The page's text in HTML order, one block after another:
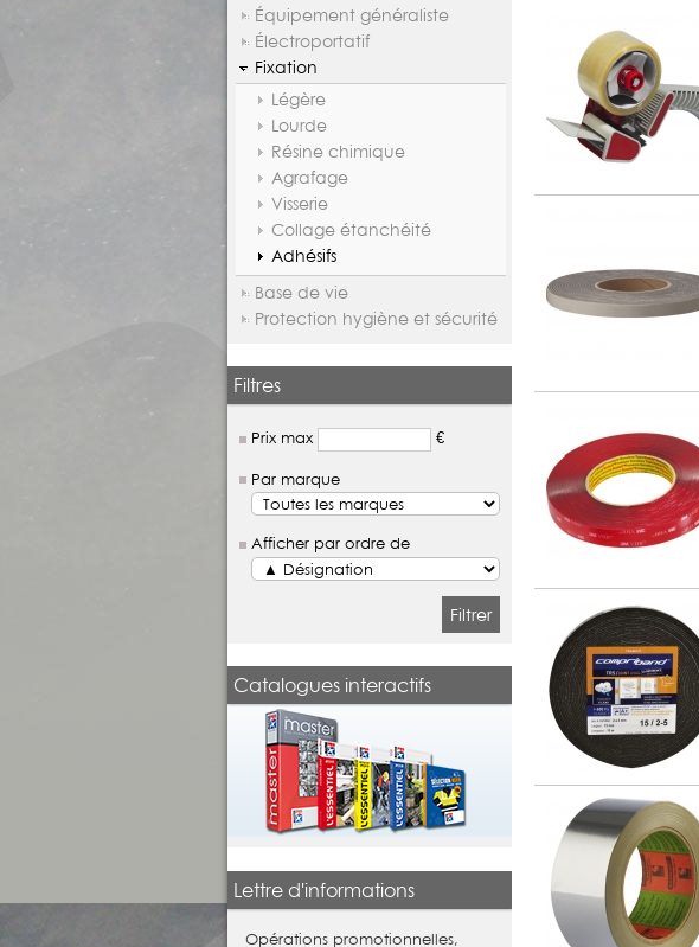
Équipement généraliste
Électroportatif
Fixation
Légère
Lourde
Résine chimique
Agrafage
Visserie
Collage étanchéité
Adhésifs
Base de vie
Protection hygiène et sécurité
Filtres
Prix max €
Par marque
Afficher par ordre de
Filtrer
Catalogues interactifs
Lettre d'informations
Opérations promotionnelles,